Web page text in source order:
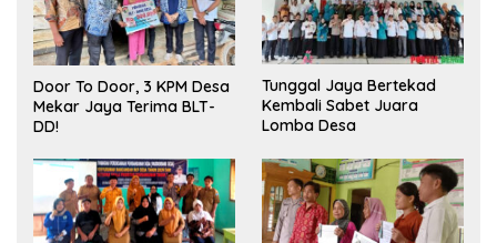
Door To Door, 3 KPM Desa
Mekar Jaya Terima BLT-
DD!
Tunggal Jaya Bertekad
Kembali Sabet Juara
Lomba Desa